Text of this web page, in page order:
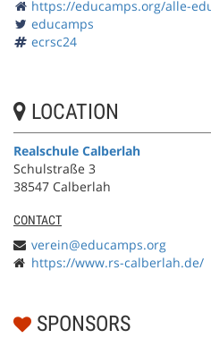
https://educamps.org/alle-
educamps
ecrsc24
LOCATION
Realschule Calberlah
Schulstraße 3
38547 Calberlah
CONTACT
verein@educamps.org
https://www.rs-calberlah.de/
SPONSORS